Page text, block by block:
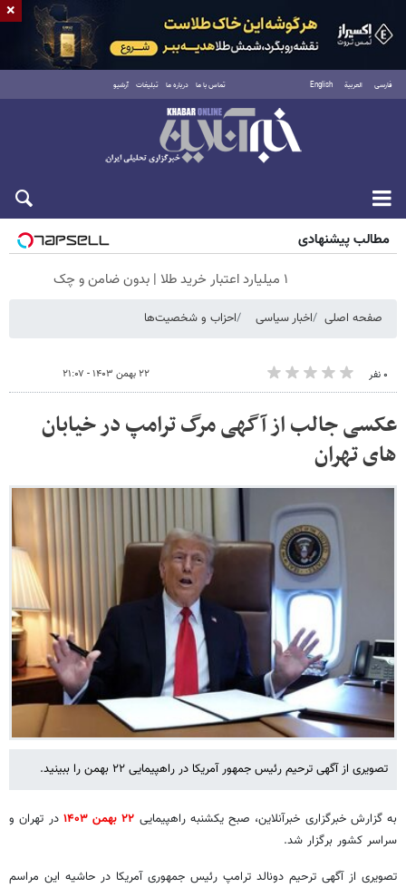
فارسی العربية English تماس با ما درباره ما تبلیغات آرشیو
پنجشنبه ۱۵ مرداد ۱۴۰۵
مطالب پیشنهادی
۱ میلیارد اعتبار خرید طلا | بدون ضامن و چک
صفحه اصلی اخبار سیاسی احزاب و شخصیت‌ها
۰ نفر ۲۲ بهمن ۱۴۰۳ - ۲۱:۰۷
عکسی جالب از آگهی مرگ ترامپ در خیابان
های تهران
تصویری از آگهی ترحیم رئیس جمهور آمریکا در راهپیمایی ۲۲ بهمن را ببینید.
به گزارش خبرگزاری خبرآنلاین، صبح یکشنبه راهپیمایی ۲۲ بهمن ۱۴۰۳
در تهران و
سراسر کشور برگزار شد.
تصویری از آگهی ترحیم دونالد ترامپ رئیس جمهوری آمریکا در حاشیه این مراسم
×